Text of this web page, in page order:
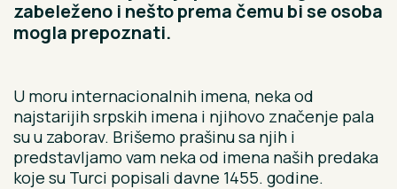
zabeleženo i nešto prema čemu bi se osoba
mogla prepoznati.
U moru internacionalnih imena, neka od
najstarijih srpskih imena i njihovo značenje pala
su u zaborav. Brišemo prašinu sa njih i
predstavljamo vam neka od imena naših predaka
koje su Turci popisali davne 1455. godine.